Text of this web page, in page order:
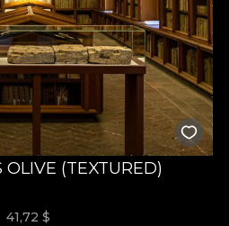
(TEXTURED)
41,72 $